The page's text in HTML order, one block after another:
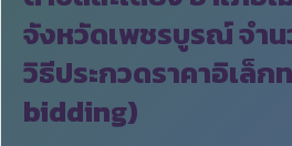
จังหวัดเพชรบูรณ์ จำ
วิธีประกวดราคาอิเล็
bidding)